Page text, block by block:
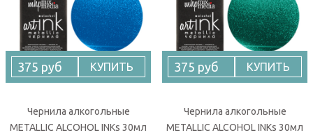
375 руб КУПИТЬ
Чернила алкогольные
METALLIC ALCOHOL INKs 30мл
375 руб КУПИТЬ
Чернила алкогольные
METALLIC ALCOHOL INKs 30мл